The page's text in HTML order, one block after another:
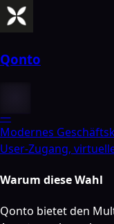
Qonto
—
Modernes
User-Zugang,
Warum diese Wahl
Qonto bietet den